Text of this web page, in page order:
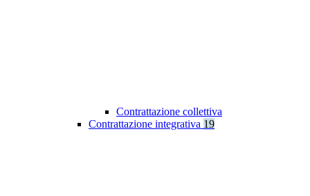
Contrattazione collettiva
Contrattazione integrativa 19